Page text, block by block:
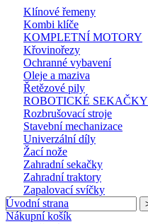
Klínové řemeny
Kombi klíče
KOMPLETNÍ MOTORY
Křovinořezy
Ochranné vybavení
Oleje a maziva
Řetězové pily
ROBOTICKÉ SEKAČKY
Rozbrušovací stroje
Stavební mechanizace
Univerzální díly
Žací nože
Zahradní sekačky
Zahradní traktory
Zapalovací svíčky
Úvodní strana
Nákupní košík